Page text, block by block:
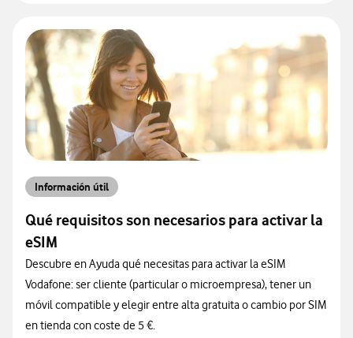
Información útil
Qué requisitos son necesarios para activar la
eSIM
Descubre en Ayuda qué necesitas para activar la eSIM
Vodafone: ser cliente (particular o microempresa), tener un
móvil compatible y elegir entre alta gratuita o cambio por SIM
en tienda con coste de 5 €.